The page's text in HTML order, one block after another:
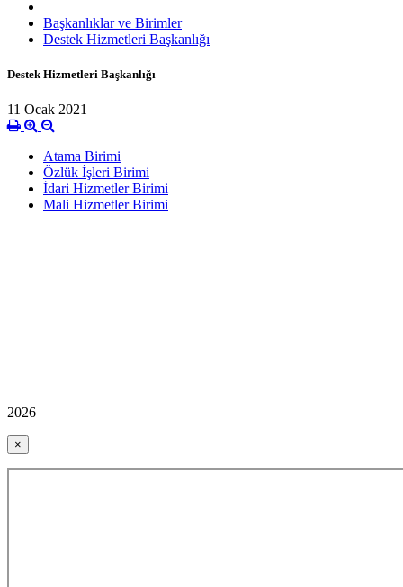
Başkanlıklar ve Birimler
Destek Hizmetleri Başkanlığı
Destek Hizmetleri Başkanlığı
11 Ocak 2021
Atama Birimi
Özlük İşleri Birimi
İdari Hizmetler Birimi
Mali Hizmetler Birimi
2026
×